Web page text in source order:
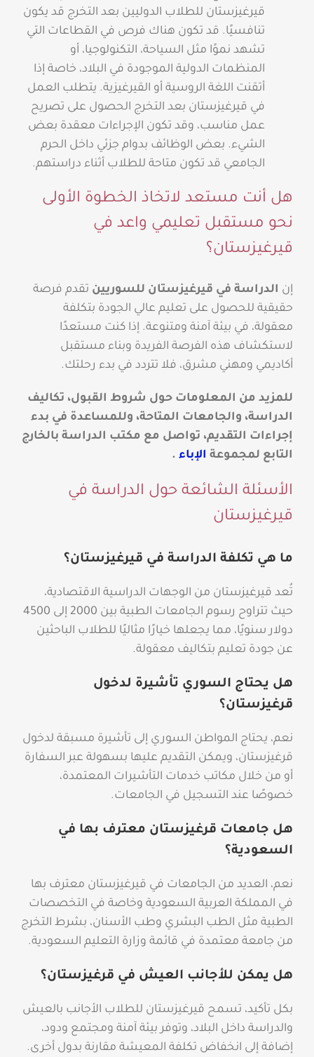
قيرغيزستان للطلاب الدوليين بعد التخرج قد يكون
تنافسيًا. قد تكون هناك فرص في القطاعات التي
تشهد نموًا مثل السياحة، التكنولوجيا، أو
المنظمات الدولية الموجودة في البلاد، خاصة إذا
أتقنت اللغة الروسية أو القيرغيزية. يتطلب العمل
في قيرغيزستان بعد التخرج الحصول على تصريح
عمل مناسب، وقد تكون الإجراءات معقدة بعض
الشيء. بعض الوظائف بدوام جزئي داخل الحرم
الجامعي قد تكون متاحة للطلاب أثناء دراستهم.
هل أنت مستعد لاتخاذ الخطوة الأولى
نحو مستقبل تعليمي واعد في
قيرغيزستان؟
إن الدراسة في قيرغيزستان للسوريين تقدم فرصة
حقيقية للحصول على تعليم عالي الجودة بتكلفة
معقولة، في بيئة آمنة ومتنوعة. إذا كنت مستعدًا
لاستكشاف هذه الفرصة الفريدة وبناء مستقبل
أكاديمي ومهني مشرق، فلا تتردد في بدء رحلتك.
للمزيد من المعلومات حول شروط القبول، تكاليف
الدراسة، والجامعات المتاحة، وللمساعدة في بدء
إجراءات التقديم، تواصل مع مكتب الدراسة بالخارج
التابع لمجموعةالإباء.
الأسئلة الشائعة حول الدراسة في
قيرغيزستان
ما هي تكلفة الدراسة في قيرغيزستان؟
تُعد قيرغيزستان من الوجهات الدراسية الاقتصادية،
حيث تتراوح رسوم الجامعات الطبية بين 2000 إلى 4500
دولار سنويًا، مما يجعلها خيارًا مثاليًا للطلاب الباحثين
عن جودة تعليم بتكاليف معقولة.
هل يحتاج السوري تأشيرة لدخول
قرغيزستان؟
نعم، يحتاج المواطن السوري إلى تأشيرة مسبقة لدخول
قرغيزستان، ويمكن التقديم عليها بسهولة عبر السفارة
أو من خلال مكاتب خدمات التأشيرات المعتمدة،
خصوصًا عند التسجيل في الجامعات.
هل جامعات قرغيزستان معترف بها في
السعودية؟
نعم، العديد من الجامعات في قيرغيزستان معترف بها
في المملكة العربية السعودية وخاصة في التخصصات
الطبية مثل الطب البشري وطب الأسنان، بشرط التخرج
من جامعة معتمدة في قائمة وزارة التعليم السعودية.
هل يمكن للأجانب العيش في قرغيزستان؟
بكل تأكيد، تسمح قيرغيزستان للطلاب الأجانب بالعيش
والدراسة داخل البلاد، وتوفر بيئة آمنة ومجتمع ودود،
إضافة إلى انخفاض تكلفة المعيشة مقارنة بدول أخرى.